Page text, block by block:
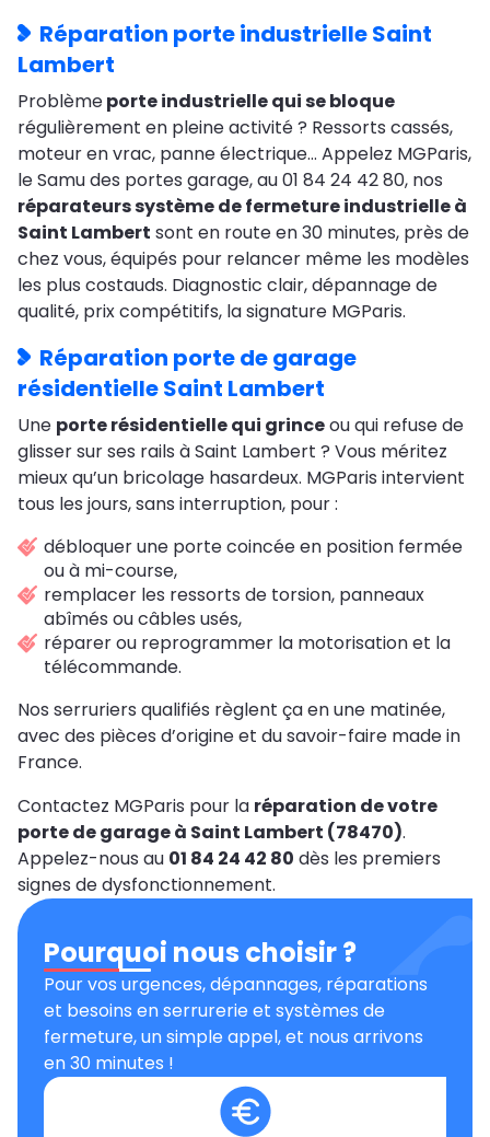
Réparation porte industrielle Saint
Lambert
Problèmeporte industrielle qui se bloque
régulièrement en pleine activité ? Ressorts cassés,
moteur en vrac, panne électrique… Appelez MGParis,
le Samu des portes garage, au 01 84 24 42 80, nos
réparateurs système de fermeture industrielle à
Saint Lambert sont en route en 30 minutes, près de
chez vous, équipés pour relancer même les modèles
les plus costauds. Diagnostic clair, dépannage de
qualité, prix compétitifs, la signature MGParis.
Réparation porte de garage
résidentielle Saint Lambert
Une porte résidentielle qui grinceou qui refuse de
glisser sur ses rails à Saint Lambert ? Vous méritez
mieux qu’un bricolage hasardeux. MGParis intervient
tous les jours, sans interruption, pour :
débloquer une porte coincée en position fermée
ou à mi-course,
remplacer les ressorts de torsion, panneaux
abîmés ou câbles usés,
réparer ou reprogrammer la motorisation et la
télécommande.
Nos serruriers qualifiés règlent ça en une matinée,
avec des pièces d’origine et du savoir-faire made in
France.
Contactez MGParis pour la réparation de votre
porte de garage à Saint Lambert (78470).
Appelez-nous au 01 84 24 42 80 dès les premiers
signes de dysfonctionnement.
Pourquoi nous choisir ?
Pour vos urgences, dépannages, réparations
et besoins en serrurerie et systèmes de
fermeture, un simple appel, et nous arrivons
en 30 minutes !